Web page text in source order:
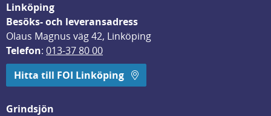
Linköping
Besöks- och leveransadress
Olaus Magnus väg 42, Linköping
Telefon: 013-37 80 00
Hitta till FOI Linköping
Grindsjön